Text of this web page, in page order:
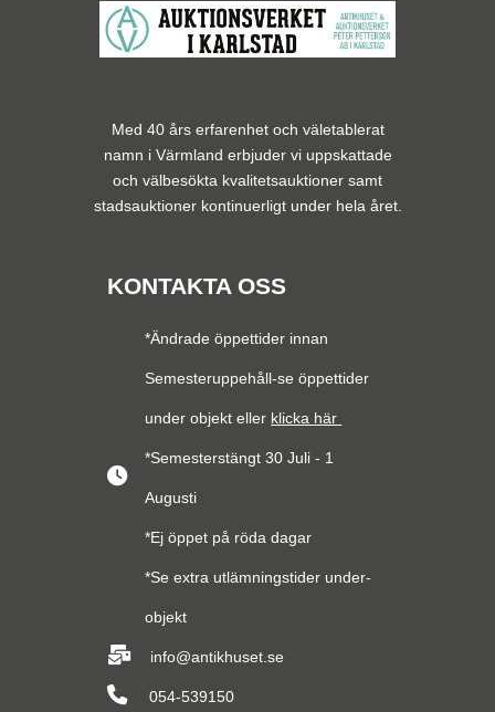
Med 40 års erfarenhet och väletablerat
namn i Värmland erbjuder vi uppskattade
och välbesökta kvalitetsauktioner samt
stadsauktioner kontinuerligt under hela året.
KONTAKTA OSS
*Ändrade öppettider innan
Semesteruppehåll-se öppettider
under objekt eller klicka här
*Semesterstängt 30 Juli - 1
Augusti
*Ej öppet på röda dagar
*Se extra utlämningstider under-
objekt
info@antikhuset.se
054-539150